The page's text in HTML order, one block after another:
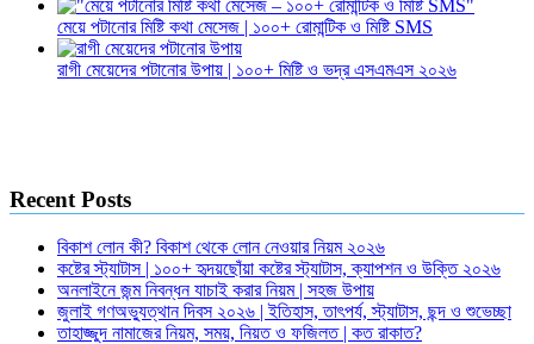
মেয়ে পটানোর মিষ্টি কথা মেসেজ | ১০০+ রোমান্টিক ও মিষ্টি SMS
রাগী মেয়েদের পটানোর উপায় | ১০০+ মিষ্টি ও ভদ্র এসএমএস ২০২৬
Recent Posts
বিকাশ লোন কী? বিকাশ থেকে লোন নেওয়ার নিয়ম ২০২৬
কষ্টের স্ট্যাটাস | ১০০+ হৃদয়ছোঁয়া কষ্টের স্ট্যাটাস, ক্যাপশন ও উক্তি ২০২৬
অনলাইনে জন্ম নিবন্ধন যাচাই করার নিয়ম | সহজ উপায়
জুলাই গণঅভ্যুত্থান দিবস ২০২৬ | ইতিহাস, তাৎপর্য, স্ট্যাটাস, ছন্দ ও শুভেচ্ছা
তাহাজ্জুদ নামাজের নিয়ম, সময়, নিয়ত ও ফজিলত | কত রাকাত?